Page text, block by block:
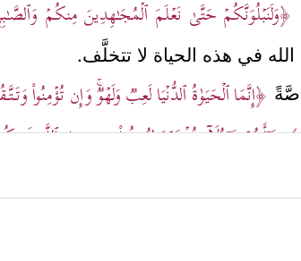
﴿وَلَنَبۡلُوَنَّكُمۡ حَتَّىٰ نَعۡلَمَ ٱلۡمُجَـٰهِدِینَ مِنكُمۡ
في هذه الحياة لا تتخلَّف.
﴿إِنَّمَا ٱلۡحَیَوٰةُ ٱلدُّنۡیَا لَعِبࣱ وَلَهۡوࣱۚ وَإِن تُؤۡمِنُواْ
هَـٰۤأَنتُمۡ هَـٰۤـؤُلَاۤءِ تُدۡعَوۡنَ لِتُنفِقُواْ فِی سَبِیلِ ٱللَّهِ
یَكُونُوۤاْ أَمۡثَـٰلَكُم﴾